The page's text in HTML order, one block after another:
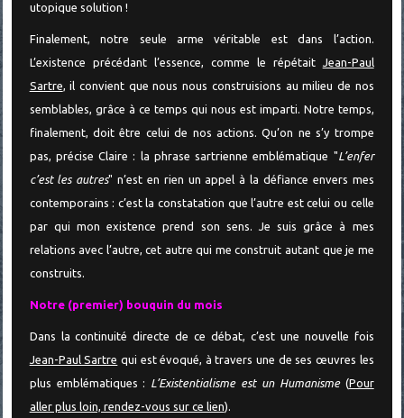
utopique solution !
Finalement, notre seule arme véritable est dans l’action.
L’existence précédant l’essence, comme le répétait Jean-Paul
Sartre, il convient que nous nous construisions au milieu de nos
semblables, grâce à ce temps qui nous est imparti. Notre temps,
finalement, doit être celui de nos actions.Qu’on ne s’y trompe
pas, précise Claire : la phrase sartrienne emblématique "L’enfer
c’est les autres" n’est en rien un appel à la défiance envers mes
contemporains : c’est la constatation que l’autre est celui ou celle
par qui mon existence prend son sens. Je suis grâce à mes
relations avec l’autre, cet autre qui me construit autant que je me
construits.
Notre (premier) bouquin du mois
Dans la continuité directe de ce débat, c’est une nouvelle fois
Jean-Paul Sartre qui est évoqué, à travers une de ses œuvres les
plus emblématiques : L’Existentialisme est un Humanisme(Pour
aller plus loin, rendez-vous sur ce lien).